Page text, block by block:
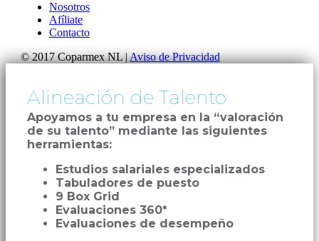
Nosotros
Afíliate
Contacto
© 2017 Coparmex NL |Aviso de Privacidad
Alineación de Talento
Apoyamos a tu empresa en la “valoración
de su talento” mediante las siguientes
herramientas:
Estudios salariales especializados
Tabuladores de puesto
9 Box Grid
Evaluaciones 360*
Evaluaciones de desempeño